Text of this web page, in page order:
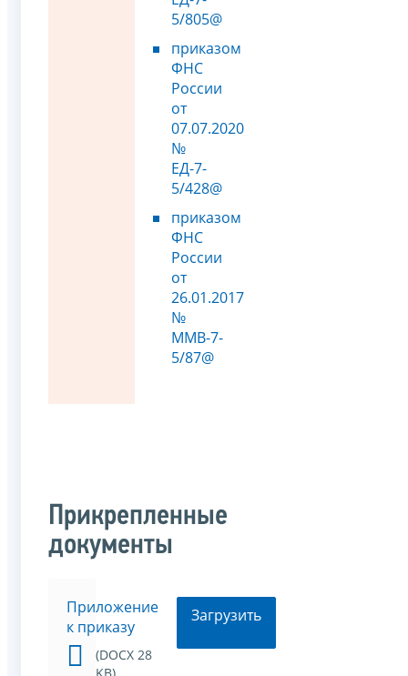
5/805@
приказом
ФНС
России
от
07.07.2020
№
ЕД-7-
5/428@
приказом
ФНС
России
от
26.01.2017
№
ММВ-7-
5/87@
Прикрепленные
документы
Приложение
к приказу
(DOCX 28
Загрузить